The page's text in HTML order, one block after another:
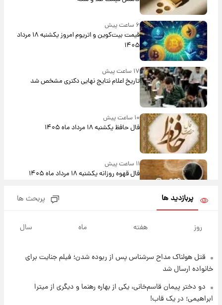
۶ ساعت پیش
قیمت بیت‌کوین و اتریوم امروز یکشنبه ۱۸ مرداد
۱۴۰۵
۱۷ ساعت پیش
تاریخ اعلام نتایج نهایی دکتری مشخص شد
۱۰ ساعت پیش
فال حافظ یکشنبه ۱۸ مرداد ماه ۱۴۰۵
۱۱ ساعت پیش
فال قهوه روزانه یکشنبه ۱۸ مرداد ماه ۱۴۰۵
۱۹ ساعت پیش
پربازدید ها پربحث ها
روز هفته ماه سال
قتل هولناک مداح سرشناس پس از ربوده شدن؛ فیلم جنایت برای
خانواده ارسال شد
دو دختر پیمان قاسم‌خانی، یکی از بهاره رهنما و دیگری از میترا
ابراهیمی؛ در یک قاب!